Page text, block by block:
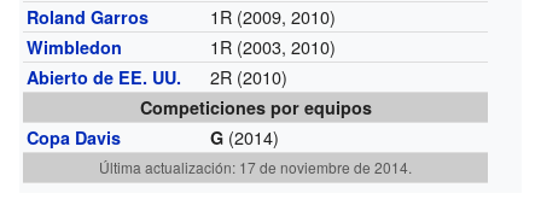
Roland Garros 1R (2009, 2010)
Wimbledon 1R (2003, 2010)
Abierto de EE. UU. 2R (2010)
Competiciones por equipos
Copa Davis
G (2014)
Última actualización: 17 de noviembre de 2014.